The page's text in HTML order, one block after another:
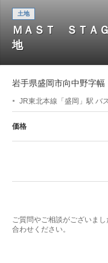
土地
ＭＡＳＴ ＳＴＡ
地
岩手県盛岡市向中野字幅
JR東北本線「盛岡」駅 バ
価格
ご質問やご相談がございま
合わせください。